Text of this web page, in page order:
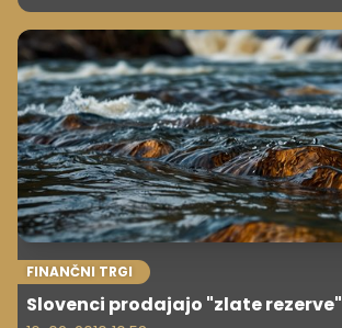
FINANČNI TRGI
Slovenci prodajajo "zlate rezerve"